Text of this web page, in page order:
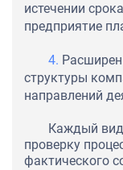
истечении
предприятие
структуры
направлений
Каждый
проверку
фактического